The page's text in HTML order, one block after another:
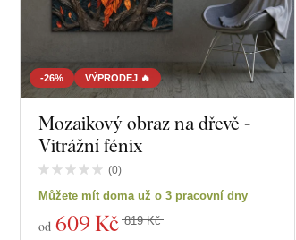
-26% VÝPRODEJ 🔥
Mozaikový obraz na dřevě -
Vitrážní fénix
(0)
Můžete mít doma už o 3 pracovní dny
od 609 Kč 819 Kč